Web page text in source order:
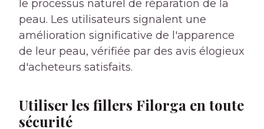
le processus naturel de réparation de la
peau. Les utilisateurs signalent une
amélioration significative de l'apparence
de leur peau, vérifiée par des avis élogieux
d'acheteurs satisfaits.
Utiliser les fillers Filorga en toute
sécurité